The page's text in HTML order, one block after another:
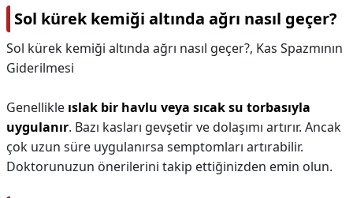
Sol kürek kemiği altında ağrı nasıl geçer?
Sol kürek kemiği altında ağrı nasıl geçer?, Kas Spazmının
Giderilmesi
Genellikle ıslak bir havlu veya sıcak su torbasıyla
uygulanır. Bazı kasları gevşetir ve dolaşımı artırır. Ancak
çok uzun süre uygulanırsa semptomları artırabilir.
Doktorunuzun önerilerini takip ettiğinizden emin olun.